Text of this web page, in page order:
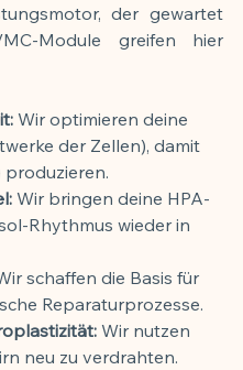
der gewartet
Module greifen hier
Wir optimieren deine
der Zellen), damit
produzieren.
Wir bringen deine HPA-
Rhythmus wieder in
schaffen die Basis für
Reparaturprozesse.
Wir nutzen
neu zu verdrahten.